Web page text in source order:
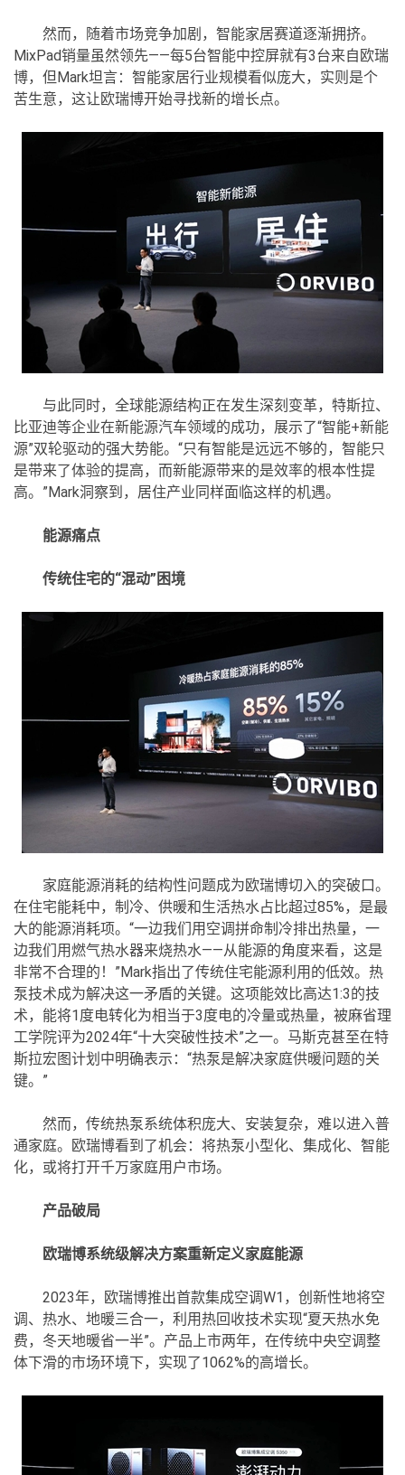
然而，随着市场竞争加剧，智能家居赛道逐渐拥挤。
MixPad销量虽然领先——每5台智能中控屏就有3台来自欧瑞
博，但Mark坦言：智能家居行业规模看似庞大，实则是个
苦生意，这让欧瑞博开始寻找新的增长点。
与此同时，全球能源结构正在发生深刻变革，特斯拉、
比亚迪等企业在新能源汽车领域的成功，展示了“智能+新能
源”双轮驱动的强大势能。“只有智能是远远不够的，智能只
是带来了体验的提高，而新能源带来的是效率的根本性提
高。”Mark洞察到，居住产业同样面临这样的机遇。
能源痛点
传统住宅的“混动”困境
家庭能源消耗的结构性问题成为欧瑞博切入的突破口。
在住宅能耗中，制冷、供暖和生活热水占比超过85%，是最
大的能源消耗项。“一边我们用空调拼命制冷排出热量，一
边我们用燃气热水器来烧热水——从能源的角度来看，这是
非常不合理的！”Mark指出了传统住宅能源利用的低效。热
泵技术成为解决这一矛盾的关键。这项能效比高达1:3的技
术，能将1度电转化为相当于3度电的冷量或热量，被麻省理
工学院评为2024年“十大突破性技术”之一。马斯克甚至在特
斯拉宏图计划中明确表示：“热泵是解决家庭供暖问题的关
键。”
然而，传统热泵系统体积庞大、安装复杂，难以进入普
通家庭。欧瑞博看到了机会：将热泵小型化、集成化、智能
化，或将打开千万家庭用户市场。
产品破局
欧瑞博系统级解决方案重新定义家庭能源
2023年，欧瑞博推出首款集成空调W1，创新性地将空
调、热水、地暖三合一，利用热回收技术实现“夏天热水免
费，冬天地暖省一半”。产品上市两年，在传统中央空调整
体下滑的市场环境下，实现了1062%的高增长。